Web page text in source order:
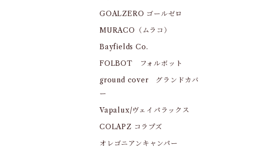
GOALZERO ゴールゼロ
MURACO（ムラコ）
Bayfields Co.
FOLBOT フォルボット
ground cover グランドカバ
ー
Vapalux/ヴェイパラックス
COLAPZ コラプズ
オレゴニアンキャンパー